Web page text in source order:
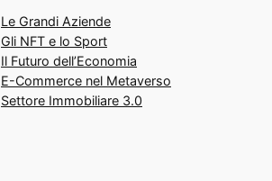
Le Grandi Aziende
Gli NFT e lo Sport
Il Futuro dell’Economia
E-Commerce nel Metaverso
Settore Immobiliare 3.0